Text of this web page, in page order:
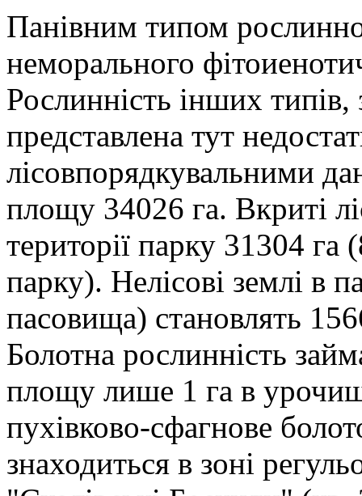
Панівним типом
неморального
Рослинність інших
представлена тут
лісовпорядкувальними
площу 34026 га. Вкриті
території парку 31304 га
парку). Нелісові землі в
пасовища) становлять
Болотна рослинність
площу лише 1 га в
пухівково-сфагнове
знаходиться в зоні